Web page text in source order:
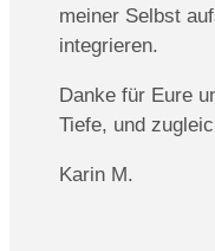
meiner Selbst
integrieren.
Danke für Eure
Tiefe, und
Karin M.